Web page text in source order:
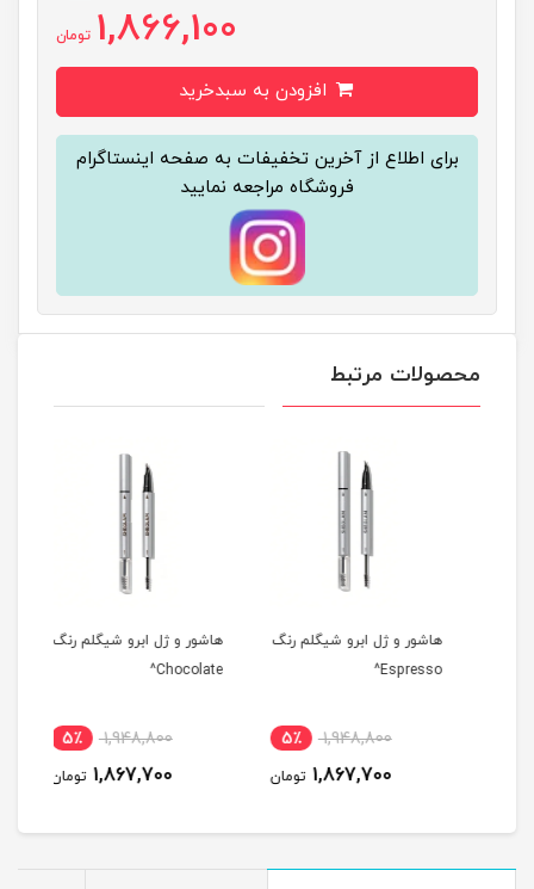
1,866,100 تومان
برای اطلاع از آخرین تخفیفات به صفحه اینستاگرام
فروشگاه مراجعه نمایید
محصولات مرتبط
هاشور و ژل ابرو شیگلم رنگ
Espresso^
1,948,800 5٪
1,867,700 تومان
هاشور و ژل ابرو شیگلم رنگ
Chocolate^
1,948,800 5٪
1,867,700 تومان